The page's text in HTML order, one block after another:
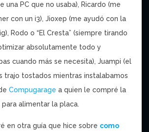
una PC que no usaba), Ricardo (me
con un i3), Jioxep (me ayudó con la
Rodo o “El Cresta” (siempre tirando
absolutamente todo y
cuando más se necesita), Juampi (el
trajo tostados mientras instalabamos
Compugarage a quien le compré la
alimentar la placa.
en otra guía que hice sobre como